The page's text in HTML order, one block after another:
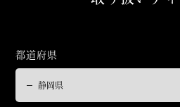
都道府県